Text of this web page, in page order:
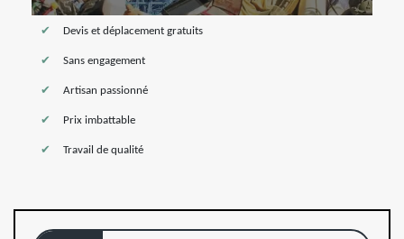
Devis et déplacement gratuits
Sans engagement
Artisan passionné
Prix imbattable
Travail de qualité